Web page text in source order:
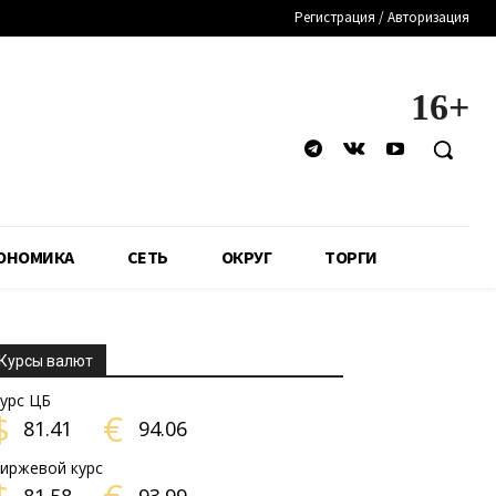
Регистрация / Авторизация
16+
СЕТЬ ОКРУГ ТОРГИ
Курсы валют
ЦБ
81.41 € 94.06
курс